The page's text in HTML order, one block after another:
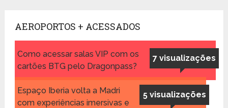
AEROPORTOS + ACESSADOS
7 visualizações
Como acessar salas VIP com os
cartões BTG pelo Dragonpass?
5 visualizações
Espaço Iberia volta a Madri
com experiências imersivas e